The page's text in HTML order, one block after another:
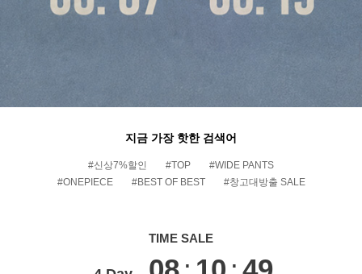
지금 가장 핫한 검색어
#신상7%할인 #TOP
#WIDE PANTS
#ONEPIECE
#BEST OF BEST #창고대방출 SALE
TIME SALE